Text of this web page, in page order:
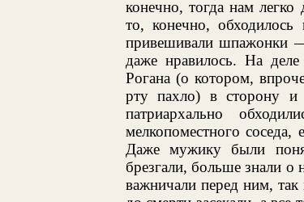
конечно, тогда нам легко
то, конечно,
привешивали шпажонки
даже нравилось. На
Рогана (о котором,
рту пахло) в сторону и
патриархально
мелкопоместного
Даже мужику были
брезгали, больше знали
важничали перед ним,